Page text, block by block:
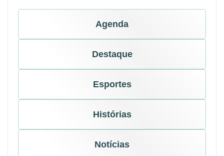
Agenda
Destaque
Esportes
Histórias
Notícias